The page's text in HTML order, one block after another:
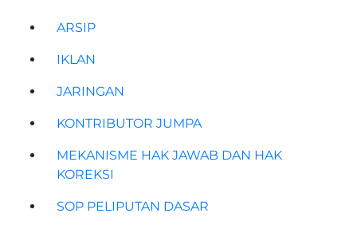
ARSIP
IKLAN
JARINGAN
KONTRIBUTOR JUMPA
MEKANISME HAK JAWAB DAN HAK
KOREKSI
SOP PELIPUTAN DASAR